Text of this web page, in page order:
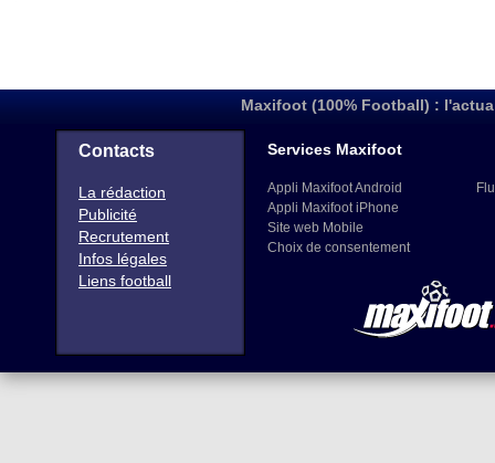
Maxifoot (100% Football) :
Contacts
La rédaction
Publicité
Recrutement
Infos légales
Liens football
Services Maxifoot
Appli Maxifoot Android
Appli Maxifoot iPhone
Site web Mobile
Choix de consentement